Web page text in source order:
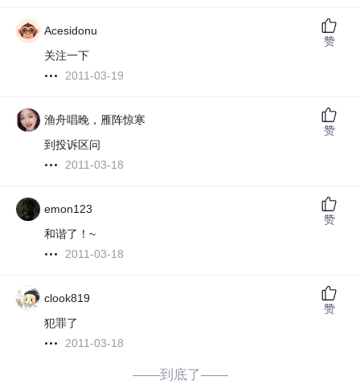
Acesidonu
关注一下
2011-03-19
赞
渔舟唱晚，雁阵惊寒
到投诉区问
2011-03-18
赞
emon123
和谐了！~
2011-03-18
赞
clook819
犯罪了
2011-03-18
赞
——到底了——